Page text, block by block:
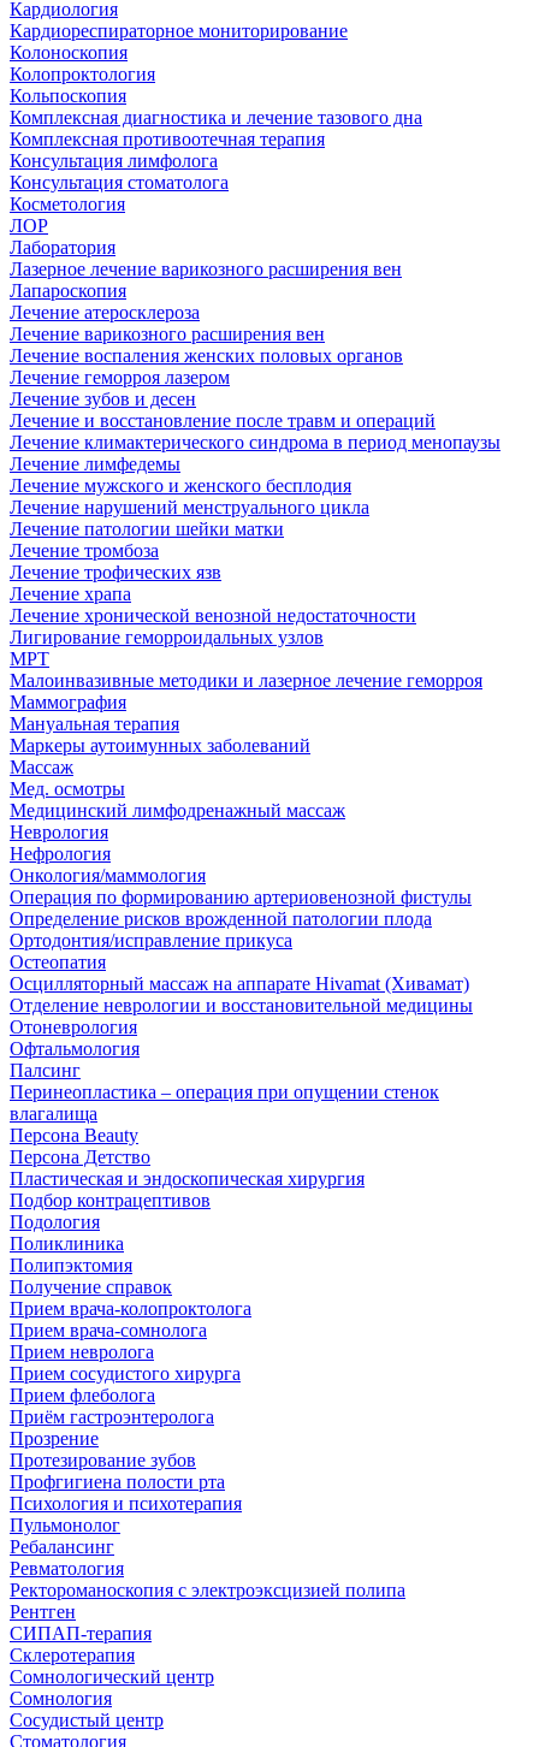
Кардиология
Кардиореспираторное мониторирование
Колоноскопия
Колопроктология
Кольпоскопия
Комплексная диагностика и лечение тазового дна
Комплексная противоотечная терапия
Консультация лимфолога
Консультация стоматолога
Косметология
ЛОР
Лаборатория
Лазерное лечение варикозного расширения вен
Лапароскопия
Лечение атеросклероза
Лечение варикозного расширения вен
Лечение воспаления женских половых органов
Лечение геморроя лазером
Лечение зубов и десен
Лечение и восстановление после травм и операций
Лечение климактерического синдрома в период менопаузы
Лечение лимфедемы
Лечение мужского и женского бесплодия
Лечение нарушений менструального цикла
Лечение патологии шейки матки
Лечение тромбоза
Лечение трофических язв
Лечение храпа
Лечение хронической венозной недостаточности
Лигирование геморроидальных узлов
МРТ
Малоинвазивные методики и лазерное лечение геморроя
Маммография
Мануальная терапия
Маркеры аутоимунных заболеваний
Массаж
Мед. осмотры
Медицинский лимфодренажный массаж
Неврология
Нефрология
Онкология/маммология
Операция по формированию артериовенозной фистулы
Определение рисков врожденной патологии плода
Ортодонтия/исправление прикуса
Остеопатия
Осцилляторный массаж на аппарате Hivamat (Хивамат)
Отделение неврологии и восстановительной медицины
Отоневрология
Офтальмология
Палсинг
Перинеопластика – операция при опущении стенок
влагалища
Персона Beauty
Персона Детство
Пластическая и эндоскопическая хирургия
Подбор контрацептивов
Подология
Поликлиника
Полипэктомия
Получение справок
Прием врача-колопроктолога
Прием врача-сомнолога
Прием невролога
Прием сосудистого хирурга
Прием флеболога
Приём гастроэнтеролога
Прозрение
Протезирование зубов
Профгигиена полости рта
Психология и психотерапия
Пульмонолог
Ребалансинг
Ревматология
Ректороманоскопия с электроэксцизией полипа
Рентген
СИПАП-терапия
Склеротерапия
Сомнологический центр
Сомнология
Сосудистый центр
Стоматология